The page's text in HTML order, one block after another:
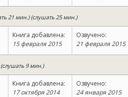
21 мин.) (слушать 25 мин.)
Книга добавлена:
15 февраля 2015
Озвучено:
21 февраля 2015
9 мин.)
Книга добавлена:
17 октября 2014
Озвучено:
24 января 2015